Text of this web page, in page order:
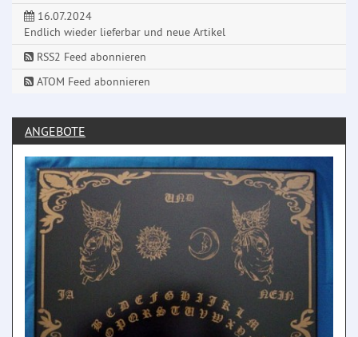
16.07.2024
Endlich wieder lieferbar und neue Artikel
RSS2 Feed abonnieren
ATOM Feed abonnieren
ANGEBOTE